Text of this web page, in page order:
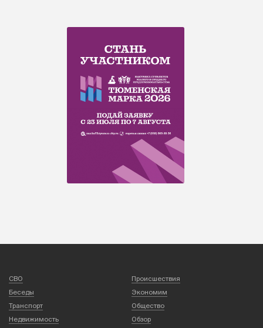
СВО
Происшествия
Беседы
Экономим
Транспорт
Общество
Недвижимость
Обзор